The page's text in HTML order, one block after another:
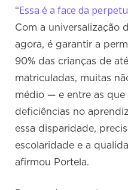
“Essa é a face da
Com a universalização
agora, é garantir a
90% das crianças de
matriculadas, muitas
médio — e entre as que
deficiências no
essa disparidade,
escolaridade e a
afirmou Portela.